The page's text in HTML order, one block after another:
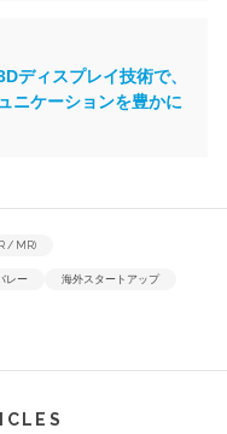
ディスプレイ技術で、
ニケーションを豊かに
/ MR)
レー 海外スタートアップ